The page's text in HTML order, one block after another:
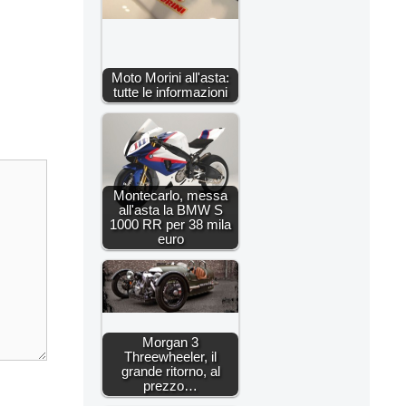
Moto Morini all'asta:
tutte le informazioni
Montecarlo, messa
all'asta la BMW S
1000 RR per 38 mila
euro
Morgan 3
Threewheeler, il
grande ritorno, al
prezzo…